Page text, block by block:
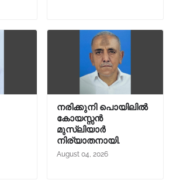
നരിക്കുനി പൊയിലിൽ
കോയസ്സൻ
മുസ്ലിയാർ
നിര്യാതനായി.
August 04, 2026